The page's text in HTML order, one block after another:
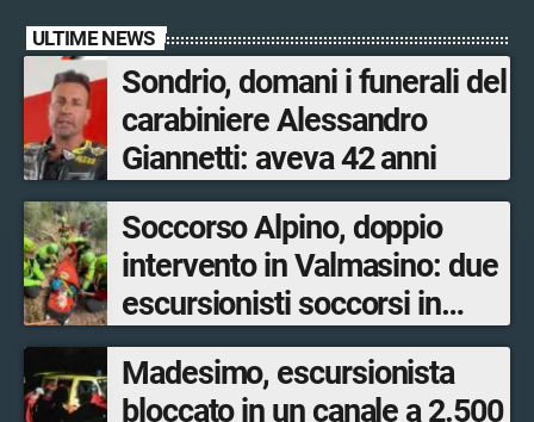
ULTIME NEWS
Sondrio, domani i funerali del
carabiniere Alessandro
Giannetti: aveva 42 anni
Soccorso Alpino, doppio
intervento in Valmasino: due
escursionisti soccorsi in
poche ore
Madesimo, escursionista
bloccato in un canale a 2.500